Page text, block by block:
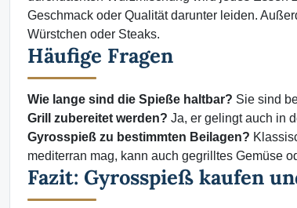
Geschmack oder Qualität darunter leiden.
Würstchen oder Steaks.
Häufige Fragen
Wie lange sind die Spieße haltbar? Sie sind
Grill zubereitet werden? Ja, er gelingt auch in
Gyrosspieß zu bestimmten Beilagen?
mediterran mag, kann auch gegrilltes Gemüse
Fazit: Gyrosspieß kaufen